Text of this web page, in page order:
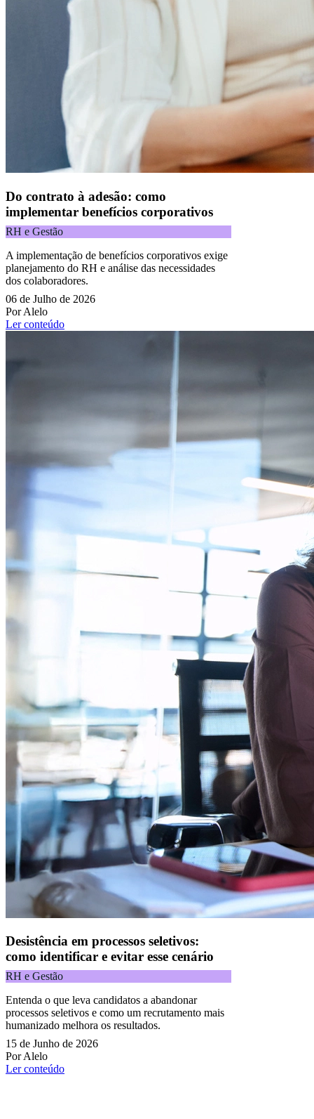
Do contrato à adesão: como
implementar benefícios corporativos
RH e Gestão
A implementação de benefícios corporativos exige
planejamento do RH e análise das necessidades
dos colaboradores.
06 de Julho de 2026
Por Alelo
Ler conteúdo
Desistência em processos seletivos:
como identificar e evitar esse cenário
RH e Gestão
Entenda o que leva candidatos a abandonar
processos seletivos e como um recrutamento mais
humanizado melhora os resultados.
15 de Junho de 2026
Por Alelo
Ler conteúdo